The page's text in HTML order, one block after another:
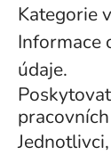
Kategorie
Informace
údaje.